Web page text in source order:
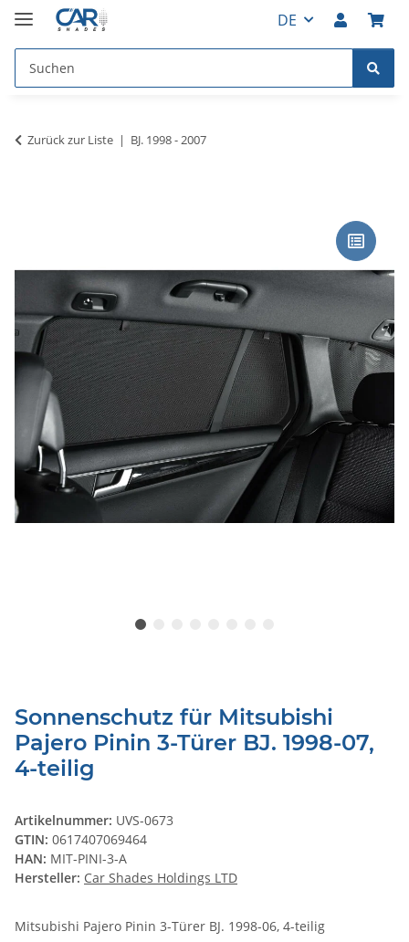
DE
Zurück zur Liste BJ. 1998 - 2007
Sonnenschutz für Mitsubishi
Pajero Pinin 3-Türer BJ. 1998-07,
4-teilig
Artikelnummer: UVS-0673
GTIN: 0617407069464
HAN: MIT-PINI-3-A
Hersteller: Car Shades Holdings LTD
Mitsubishi Pajero Pinin 3-Türer BJ. 1998-06, 4-teilig